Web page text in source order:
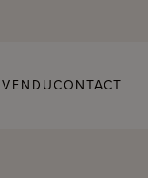
VENDUCONTACT